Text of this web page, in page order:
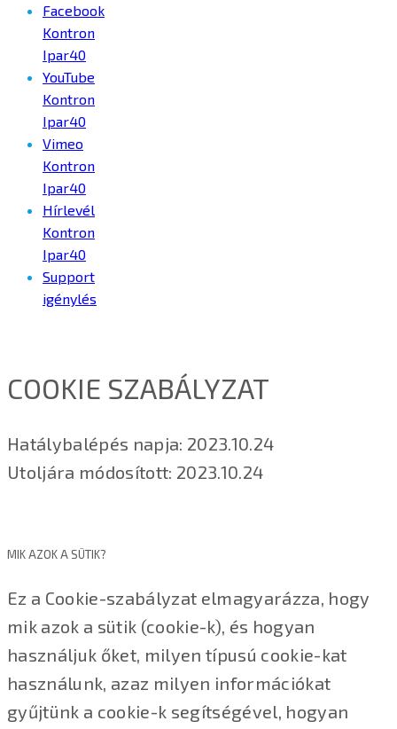
Facebook
Kontron
Ipar40
YouTube
Kontron
Ipar40
Vimeo
Kontron
Ipar40
Hírlevél
Kontron
Ipar40
Support
igénylés
COOKIE SZABÁLYZAT
Hatálybalépés napja: 2023.10.24
Utoljára módosított: 2023.10.24
MIK AZOK A SÜTIK?
Ez a Cookie-szabályzat elmagyarázza, hogy
mik azok a sütik (cookie-k), és hogyan
használjuk őket, milyen típusú cookie-kat
használunk, azaz milyen információkat
gyűjtünk a cookie-k segítségével, hogyan